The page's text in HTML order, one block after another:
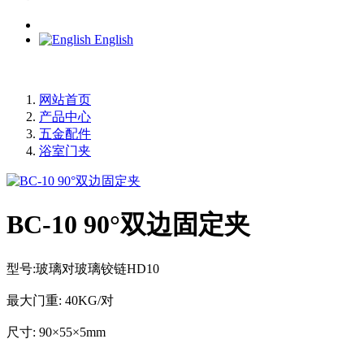
English
网站首页
产品中心
五金配件
浴室门夹
BC-10 90°双边固定夹
型号:玻璃对玻璃铰链HD10
最大门重: 40KG/对
尺寸: 90×55×5mm